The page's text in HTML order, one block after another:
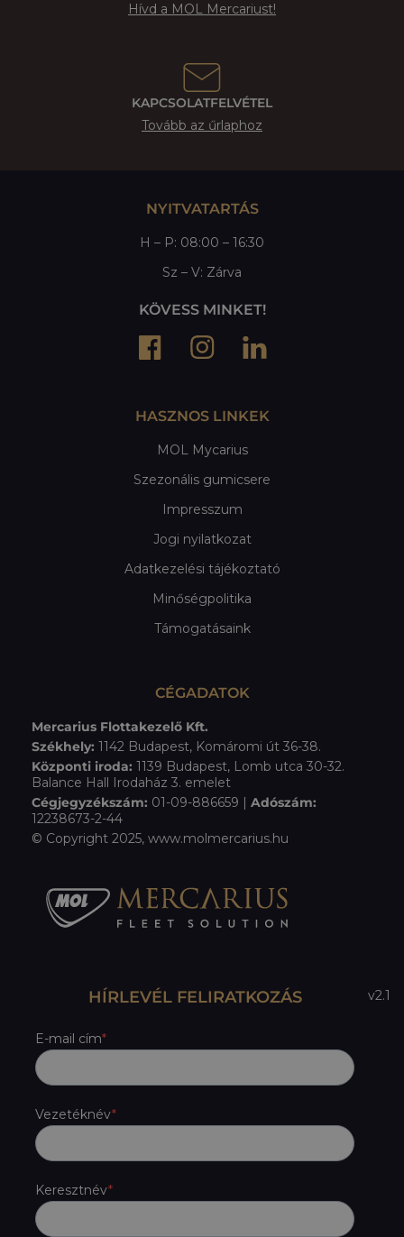
Hívd a MOL Mercariust!
KAPCSOLATFELVÉTEL
Tovább az űrlaphoz
NYITVATARTÁS
H – P: 08:00 – 16:30
Sz – V: Zárva
KÖVESS MINKET!
HASZNOS LINKEK
MOL Mycarius
Szezonális gumicsere
Impresszum
Jogi nyilatkozat
Adatkezelési tájékoztató
Minőségpolitika
Támogatásaink
CÉGADATOK
Mercarius Flottakezelő Kft.
Székhely: 1142 Budapest, Komáromi út 36-38.
Központi iroda: 1139 Budapest, Lomb utca 30-32.
Balance Hall Irodaház 3. emelet
Cégjegyzékszám: 01-09-886659 | Adószám:
12238673-2-44
© Copyright 2025, www.molmercarius.hu
v2.1
HÍRLEVÉL FELIRATKOZÁS
E-mail cím
Vezetéknév
Keresztnév